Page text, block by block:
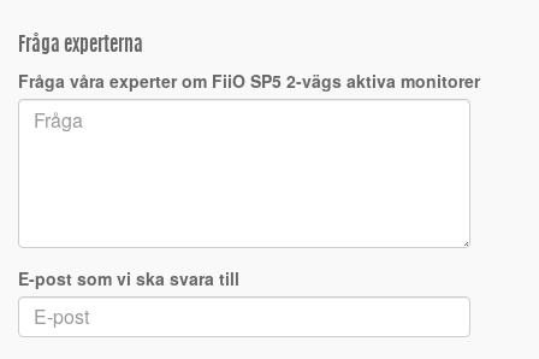
Fråga experterna
Fråga våra experter om FiiO SP5 2-vägs aktiva monitorer
E-post som vi ska svara till